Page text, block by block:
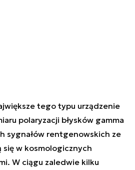
tego typu urządzenie
polaryzacji błysków gamma
sygnałów rentgenowskich ze
się w kosmologicznych
W ciągu zaledwie kilku